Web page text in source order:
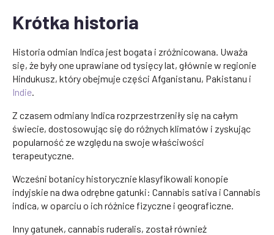
Krótka historia
Historia odmian Indica jest bogata i zróżnicowana. Uważa
się, że były one uprawiane od tysięcy lat, głównie w regionie
Hindukusz, który obejmuje części Afganistanu, Pakistanu i
Indie.
Z czasem odmiany Indica rozprzestrzeniły się na całym
świecie, dostosowując się do różnych klimatów i zyskując
popularność ze względu na swoje właściwości
terapeutyczne.
Wcześni botanicy historycznie klasyfikowali konopie
indyjskie na dwa odrębne gatunki: Cannabis sativa i Cannabis
indica, w oparciu o ich różnice fizyczne i geograficzne.
Inny gatunek, cannabis ruderalis, został również